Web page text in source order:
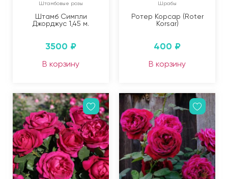
Штамбовые розы
Штамб Симпли
Джорджус 1,45 м.
3500 ₽
В корзину
Шрабы
Ротер Корсар (Roter
Korsar)
400 ₽
В корзину